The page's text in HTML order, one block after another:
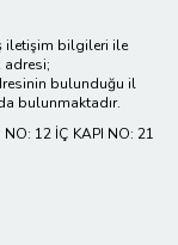
iletişim bilgileri ile
adresi;
bulunduğu il
bulunmaktadır.
12 İÇ KAPI NO: 21